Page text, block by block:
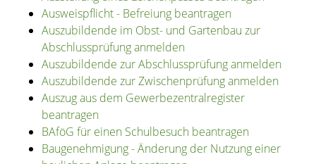
Ausweispflicht - Befreiung beantragen
Auszubildende im Obst- und Gartenbau zur
Abschlussprüfung anmelden
Auszubildende zur Abschlussprüfung anmelden
Auszubildende zur Zwischenprüfung anmelden
Auszug aus dem Gewerbezentralregister
beantragen
BAföG für einen Schulbesuch beantragen
Baugenehmigung - Änderung der Nutzung einer